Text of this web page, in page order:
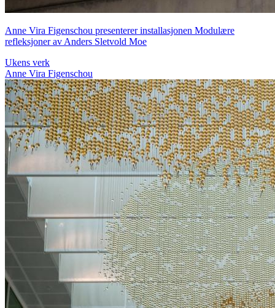
Anne Vira Figenschou presenterer installasjonen Modulære
refleksjoner av Anders Sletvold Moe
Ukens verk
Anne Vira Figenschou